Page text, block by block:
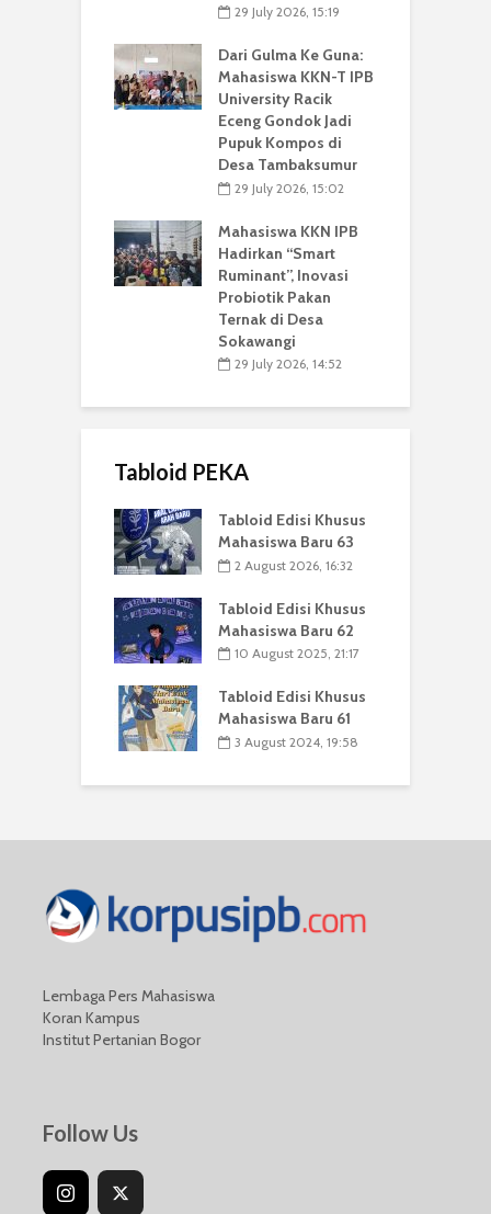
29 July 2026, 15:19
Dari Gulma Ke Guna:
Mahasiswa KKN-T IPB
University Racik
Eceng Gondok Jadi
Pupuk Kompos di
Desa Tambaksumur
29 July 2026, 15:02
Mahasiswa KKN IPB
Hadirkan “Smart
Ruminant”, Inovasi
Probiotik Pakan
Ternak di Desa
Sokawangi
29 July 2026, 14:52
Tabloid PEKA
Tabloid Edisi Khusus
Mahasiswa Baru 63
2 August 2026, 16:32
Tabloid Edisi Khusus
Mahasiswa Baru 62
10 August 2025, 21:17
Tabloid Edisi Khusus
Mahasiswa Baru 61
3 August 2024, 19:58
Lembaga Pers Mahasiswa
Koran Kampus
Institut Pertanian Bogor
Follow Us